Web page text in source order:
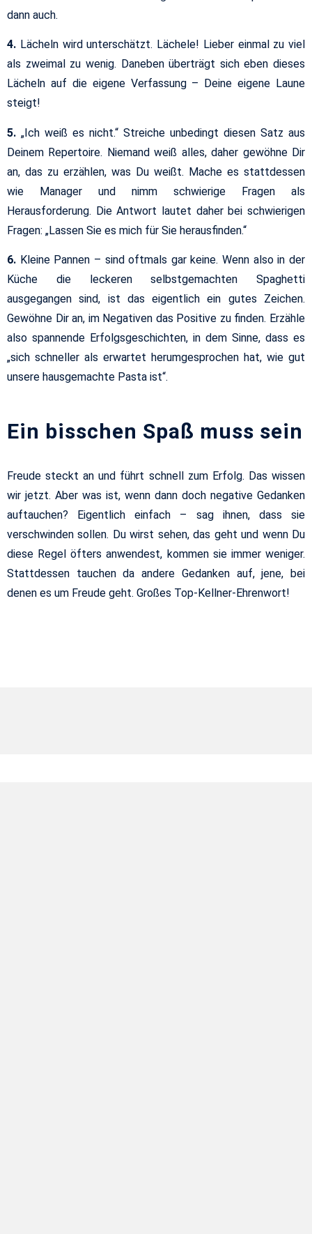
dann auch.
4. Lächeln wird unterschätzt. Lächele! Lieber einmal zu viel
als zweimal zu wenig. Daneben überträgt sich eben dieses
Lächeln auf die eigene Verfassung – Deine eigene Laune
steigt!
5. „Ich weiß es nicht.“ Streiche unbedingt diesen Satz aus
Deinem Repertoire. Niemand weiß alles, daher gewöhne Dir
an, das zu erzählen, was Du weißt. Mache es stattdessen
wie Manager und nimm schwierige Fragen als
Herausforderung. Die Antwort lautet daher bei schwierigen
Fragen: „Lassen Sie es mich für Sie herausfinden.“
6. Kleine Pannen – sind oftmals gar keine. Wenn also in der
Küche die leckeren selbstgemachten Spaghetti
ausgegangen sind, ist das eigentlich ein gutes Zeichen.
Gewöhne Dir an, im Negativen das Positive zu finden. Erzähle
also spannende Erfolgsgeschichten, in dem Sinne, dass es
„sich schneller als erwartet herumgesprochen hat, wie gut
unsere hausgemachte Pasta ist“.
Ein bisschen Spaß muss sein
Freude steckt an und führt schnell zum Erfolg. Das wissen
wir jetzt. Aber was ist, wenn dann doch negative Gedanken
auftauchen? Eigentlich einfach – sag ihnen, dass sie
verschwinden sollen. Du wirst sehen, das geht und wenn Du
diese Regel öfters anwendest, kommen sie immer weniger.
Stattdessen tauchen da andere Gedanken auf, jene, bei
denen es um Freude geht. Großes Top-Kellner-Ehrenwort!